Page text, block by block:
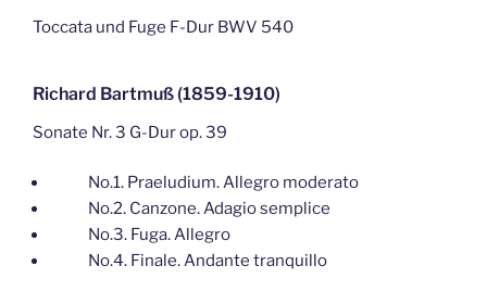
Toccata und Fuge F-Dur BWV 540
Richard Bartmuß (1859-1910)
Sonate Nr. 3 G-Dur op. 39
No.1. Praeludium. Allegro moderato
No.2. Canzone. Adagio semplice
No.3. Fuga. Allegro
No.4. Finale. Andante tranquillo